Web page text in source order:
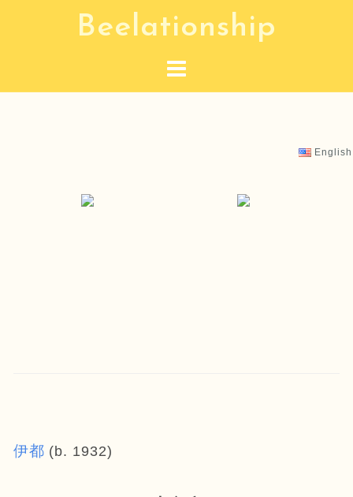
Beelationship
English
伊都 (b. 1932)